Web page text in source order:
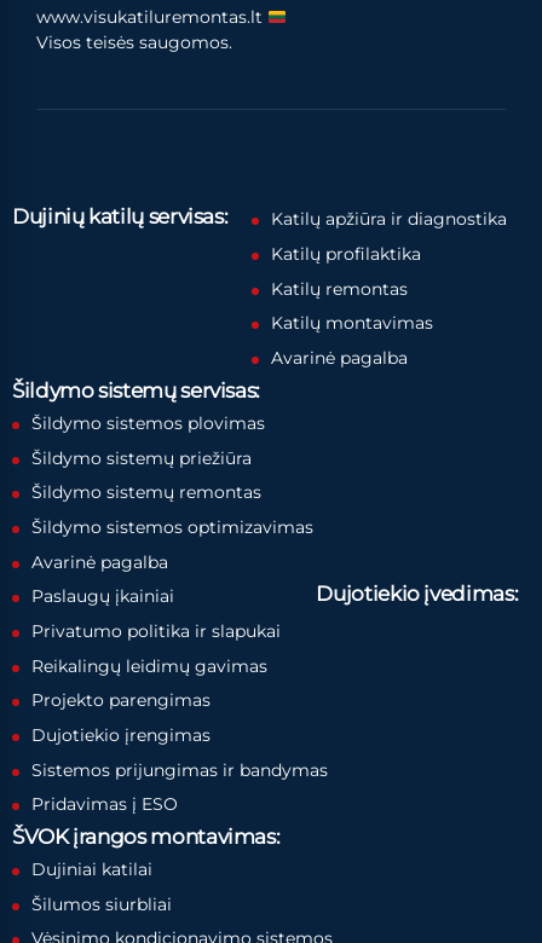
www.visukatiluremontas.lt
Visos teisės saugomos.
Dujinių katilų servisas:
Katilų apžiūra ir diagnostika
Katilų profilaktika
Katilų remontas
Katilų montavimas
Avarinė pagalba
Šildymo sistemų servisas:
Šildymo sistemos plovimas
Šildymo sistemų priežiūra
Šildymo sistemų remontas
Šildymo sistemos optimizavimas
Avarinė pagalba
Paslaugų įkainiai
Privatumo politika ir slapukai
Dujotiekio įvedimas:
Reikalingų leidimų gavimas
Projekto parengimas
Dujotiekio įrengimas
Sistemos prijungimas ir bandymas
Pridavimas į ESO
ŠVOK įrangos montavimas:
Dujiniai katilai
Šilumos siurbliai